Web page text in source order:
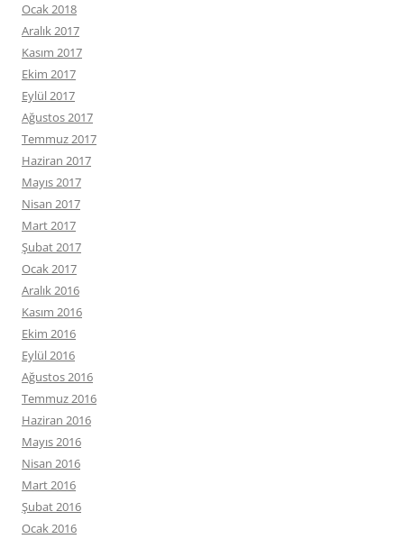
Ocak 2018
Aralık 2017
Kasım 2017
Ekim 2017
Eylül 2017
Ağustos 2017
Temmuz 2017
Haziran 2017
Mayıs 2017
Nisan 2017
Mart 2017
Şubat 2017
Ocak 2017
Aralık 2016
Kasım 2016
Ekim 2016
Eylül 2016
Ağustos 2016
Temmuz 2016
Haziran 2016
Mayıs 2016
Nisan 2016
Mart 2016
Şubat 2016
Ocak 2016